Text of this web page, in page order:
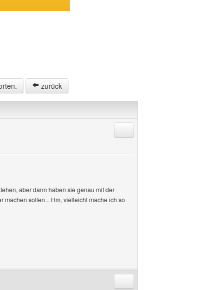
zurück
aber dann haben sie genau mit der
machen sollen... Hm, vielleicht mache ich so